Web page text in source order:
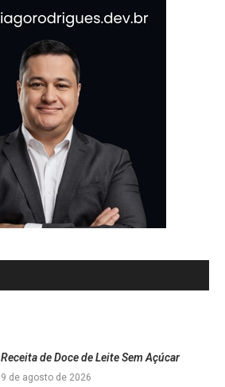
Receita de Doce de Leite Sem Açúcar
9 de agosto de 2026